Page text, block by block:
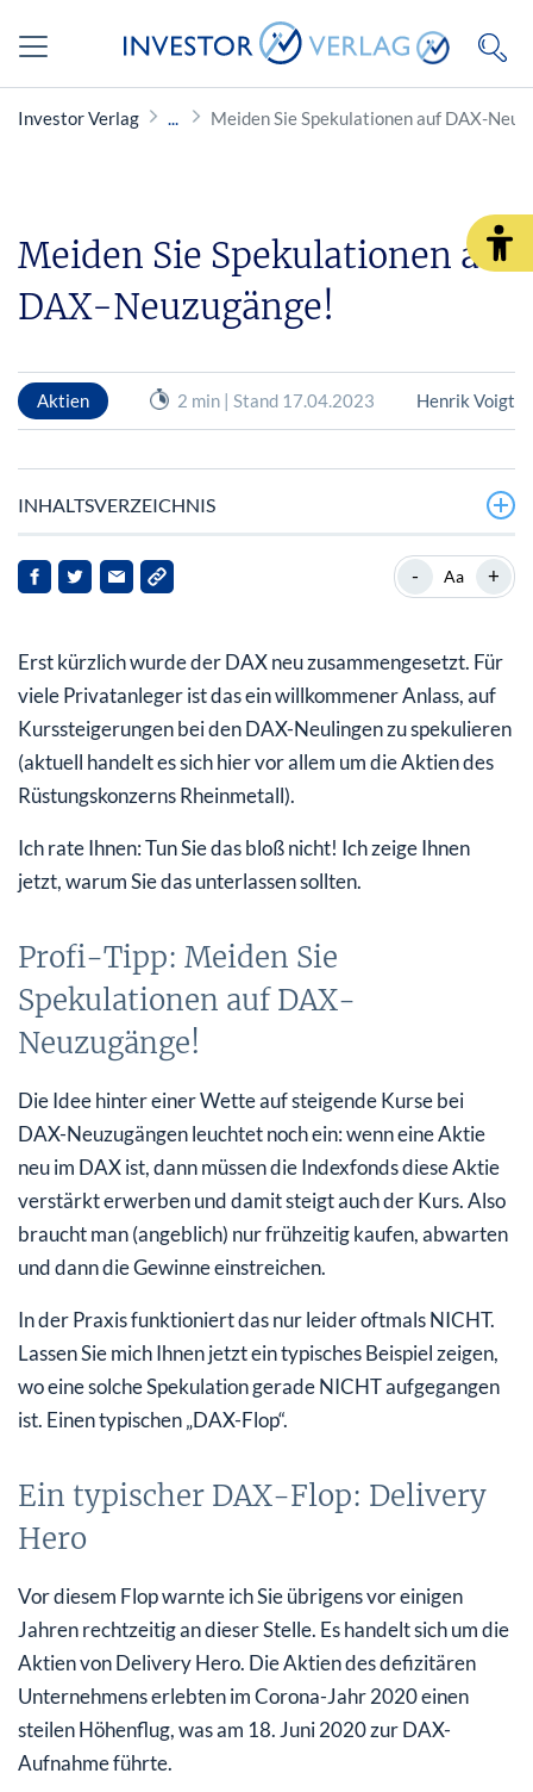
Investor Verlag Meiden Sie Spekulationen auf DAX-
Meiden Sie Spekulationen auf
DAX-Neuzugänge!
Aktien 2 min | Stand 17.04.2023 Henrik Voigt
INHALTSVERZEICHNIS
Profi-Tipp: Meiden Sie Spekulationen auf DAX-
Neuzugänge!
Deshalb sind DAX-Neuzugänge für Sie gefährlich
- Aa +
Erst kürzlich wurde der DAX neu zusammengesetzt. Für
viele Privatanleger ist das ein willkommener Anlass, auf
Kurssteigerungen bei den DAX-Neulingen zu spekulieren
(aktuell handelt es sich hier vor allem um die Aktien des
Rüstungskonzerns Rheinmetall).
Ich rate Ihnen: Tun Sie das bloß nicht! Ich zeige Ihnen
jetzt, warum Sie das unterlassen sollten.
Profi-Tipp: Meiden Sie
Spekulationen auf DAX-
Neuzugänge!
Die Idee hinter einer Wette auf steigende Kurse bei
DAX-Neuzugängen leuchtet noch ein: wenn eine Aktie
neu im DAX ist, dann müssen die Indexfonds diese Aktie
verstärkt erwerben und damit steigt auch der Kurs. Also
braucht man (angeblich) nur frühzeitig kaufen, abwarten
und dann die Gewinne einstreichen.
In der Praxis funktioniert das nur leider oftmals NICHT.
Lassen Sie mich Ihnen jetzt ein typisches Beispiel zeigen,
wo eine solche Spekulation gerade NICHT aufgegangen
ist. Einen typischen „DAX-Flop“.
Ein typischer DAX-Flop: Delivery
Hero
Vor diesem Flop warnte ich Sie übrigens vor einigen
Jahren rechtzeitig an dieser Stelle. Es handelt sich um die
Aktien von Delivery Hero. Die Aktien des defizitären
Unternehmens erlebten im Corona-Jahr 2020 einen
steilen Höhenflug, was am 18. Juni 2020 zur DAX-
Aufnahme führte.